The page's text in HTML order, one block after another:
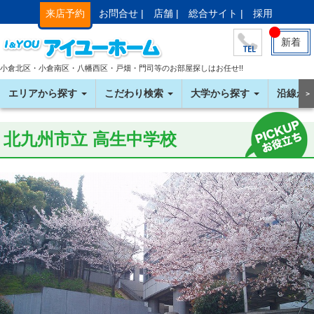
来店予約 お問合せ | 店舗 | 総合サイト | 採用
新着
小倉北区・小倉南区・八幡西区・戸畑・門司等のお部屋探しはお任せ!!
エリアから探す こだわり検索 大学から探す 沿線か＞
北九州市立 高生中学校